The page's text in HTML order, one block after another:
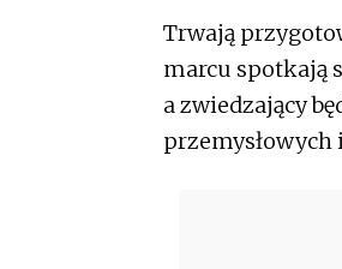
Trwają
marcu spotkają
a zwiedzający
przemysłowych